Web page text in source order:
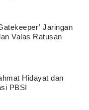
Jaringan
Valas Ratusan
Hidayat dan
PBSI